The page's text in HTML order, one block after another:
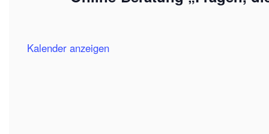
Kalender anzeigen